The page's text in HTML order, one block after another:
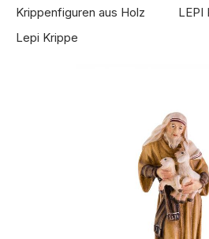
Krippenfiguren aus Holz
LEPI
Lepi Krippe